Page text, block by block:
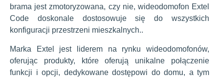
brama jest zmotoryzowana, czy nie, wideodomofon Extel
Code doskonale dostosowuje się do wszystkich
konfiguracji przestrzeni mieszkalnych..
Marka Extel jest liderem na rynku wideodomofonów,
oferując produkty, które oferują unikalne połączenie
funkcji i opcji, dedykowane dostępowi do domu, a tym